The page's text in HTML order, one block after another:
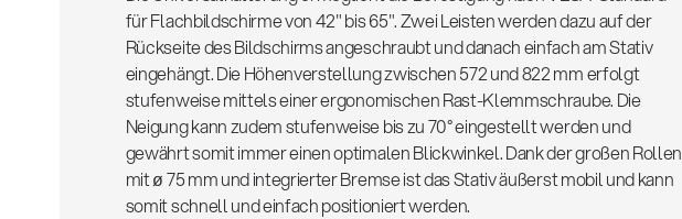
für Flachbildschirme von 42" bis 65". Zwei Leisten werden dazu auf der
Rückseite des Bildschirms angeschraubt und danach einfach am Stativ
eingehängt. Die Höhenverstellung zwischen 572 und 822 mm erfolgt
stufenweise mittels einer ergonomischen Rast-Klemmschraube. Die
Neigung kann zudem stufenweise bis zu 70° eingestellt werden und
gewährt somit immer einen optimalen Blickwinkel. Dank der großen Rollen
mit ø 75 mm und integrierter Bremse ist das Stativ äußerst mobil und kann
somit schnell und einfach positioniert werden.